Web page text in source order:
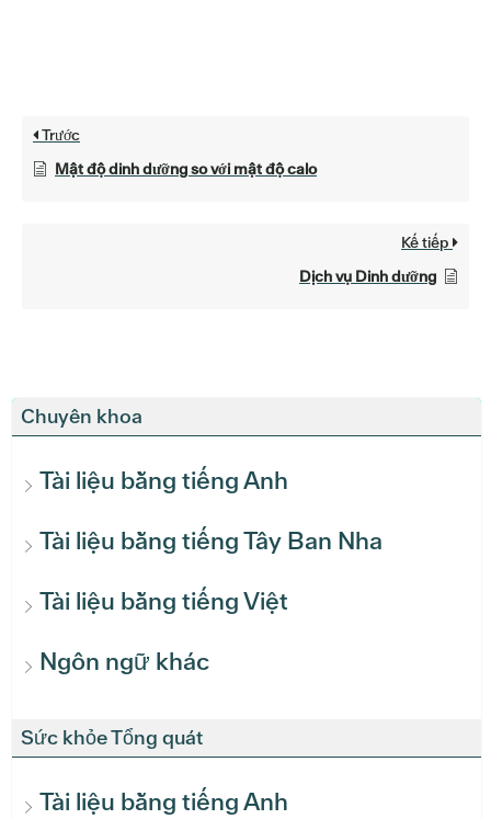
Chuyên khoa
Tài liệu bằng tiếng Anh
Tài liệu bằng tiếng Tây Ban Nha
Tài liệu bằng tiếng Việt
Ngôn ngữ khác
Sức khỏe Tổng quát
Tài liệu bằng tiếng Anh
Trước
Mật độ dinh dưỡng so với mật độ calo
Kế tiếp
Dịch vụ Dinh dưỡng